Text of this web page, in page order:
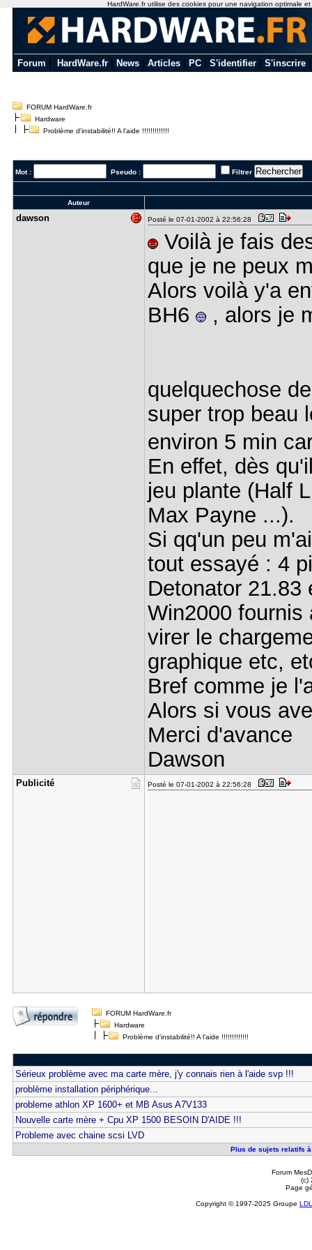
Forum HardWare.fr News Articles PC S'identifier S'inscrire
FORUM HardWare.fr
Hardware
Problème d'instabilité!! A l'aide !!!!!!!!!!!!!
Mot : Pseudo : Filtrer
Auteur
dawson Posté le 07-01-2002 à 22:56:28
Voilà je fais
que je ne peux
Alors voilà y'a
BH6
, alors je
quelquechose
super trop beau
environ 5 min
En effet, dès
jeu plante (Half
Max Payne ...).
Si qq'un peu
tout essayé : 4
Detonator 21.83
Win2000 fournis
virer le
graphique etc,
Bref comme je
Alors si vous
Merci d'avance
Dawson
Publicité Posté le 07-01-2002 à 22:56:28
FORUM HardWare.fr
Hardware
Problème d'instabilité!! A l'aide !!!!!!!!!!!!!
Sérieux problème avec ma carte mère, j'y connais rien à l'aide svp !!!
problème installation périphérique...
probleme athlon XP 1600+ et MB Asus A7V133
Nouvelle carte mère + Cpu XP 1500 BESOIN D'AIDE !!!
Probleme avec chaine scsi LVD
Plus de sujets relatifs
Forum
(c)
Page
Copyright © 1997-2025 Groupe
HardWare.fr utilise des cookies pour une navigation optimale